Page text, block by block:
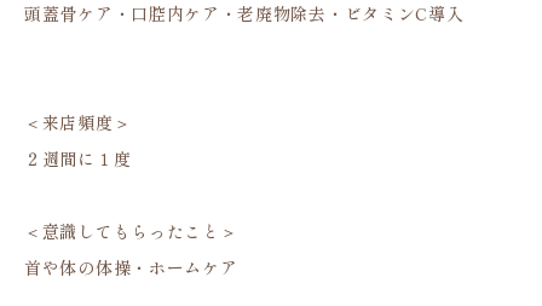
頭蓋骨ケア・口腔内ケア・老廃物除去・ビタミンC導入
＜来店頻度＞
２週間に１度
＜意識してもらったこと＞
首や体の体操・ホームケア